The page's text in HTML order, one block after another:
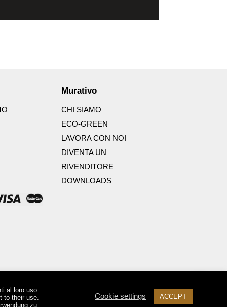
Murativo
CHI SIAMO
ECO-GREEN
LAVORA CON NOI
DIVENTA UN
RIVENDITORE
DOWNLOADS
al loro uso.
to their use.
zu.
Cookie settings ACCEPT